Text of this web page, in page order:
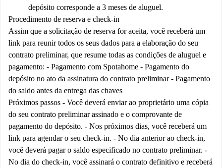
depósito corresponde a 3 meses de aluguel.
Procedimento de reserva e check-in
Assim que a solicitação de reserva for aceita, você receberá um
link para reunir todos os seus dados para a elaboração do seu
contrato preliminar, que resume todas as condições de aluguel e
pagamento: - Pagamento com Spotahome - Pagamento do
depósito no ato da assinatura do contrato preliminar - Pagamento
do saldo antes da entrega das chaves
Próximos passos - Você deverá enviar ao proprietário uma cópia
do seu contrato preliminar assinado e o comprovante de
pagamento do depósito. - Nos próximos dias, você receberá um
link para agendar o seu check-in. - No dia anterior ao check-in,
você deverá pagar o saldo especificado no contrato preliminar. -
No dia do check-in, você assinará o contrato definitivo e receberá